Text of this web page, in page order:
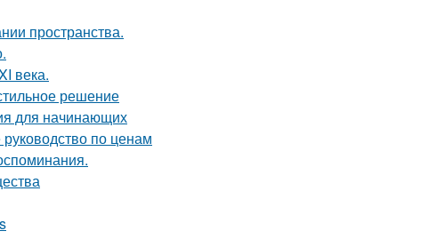
пространства.
века.
решение
для начинающих
по ценам